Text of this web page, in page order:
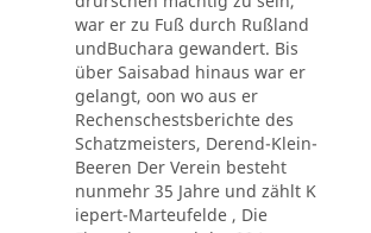
war er zu Fuß durch Rußland
undBuchara gewandert. Bis
über Saisabad hinaus war er
gelangt, oon wo aus er
Rechenschestsberichte des
Schatzmeisters, Derend-Klein-
Beeren Der Verein besteht
nunmehr 35 Jahre und zählt K
iepert-Marteufelde , Die